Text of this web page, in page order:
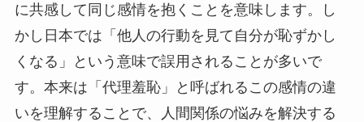
に共感して同じ感情を抱くことを意味します。し
かし日本では「他人の行動を見て自分が恥ずかし
くなる」という意味で誤用されることが多いで
す。本来は「代理羞恥」と呼ばれるこの感情の違
いを理解することで、人間関係の悩みを解決する